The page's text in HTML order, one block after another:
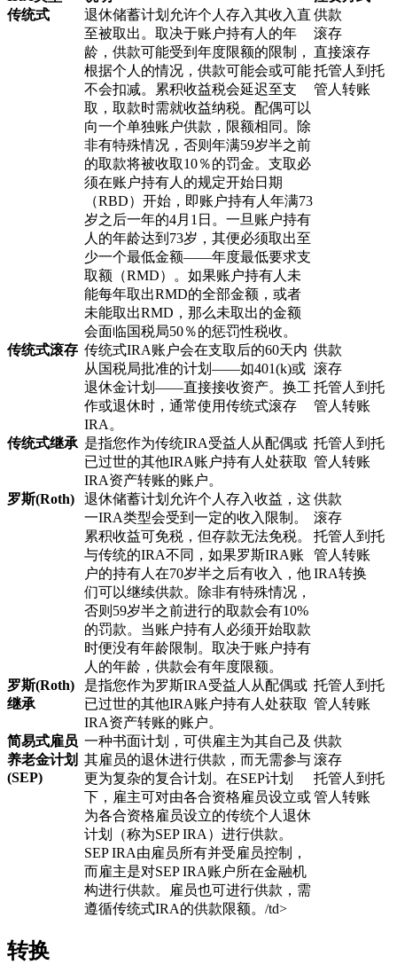
传统式
退休储蓄计划允许个人存入其收入直
至被取出。取决于账户持有人的年
龄，供款可能受到年度限额的限制，
根据个人的情况，供款可能会或可能
不会扣减。累积收益税会延迟至支
取，取款时需就收益纳税。配偶可以
向一个单独账户供款，限额相同。除
非有特殊情况，否则年满59岁半之前
的取款将被收取10％的罚金。支取必
须在账户持有人的规定开始日期
（RBD）开始，即账户持有人年满73
岁之后一年的4月1日。一旦账户持有
人的年龄达到73岁，其便必须取出至
少一个最低金额——年度最低要求支
取额（RMD）。如果账户持有人未
能每年取出RMD的全部金额，或者
未能取出RMD，那么未取出的金额
会面临国税局50％的惩罚性税收。
供款
滚存
直接滚存
托管人到托
管人转账
传统式滚存 传统式IRA账户会在支取后的60天内
从国税局批准的计划——如401(k)或
退休金计划——直接接收资产。换工
作或退休时，通常使用传统式滚存
IRA。
供款
滚存
托管人到托
管人转账
传统式继承 是指您作为传统IRA受益人从配偶或
已过世的其他IRA账户持有人处获取
IRA资产转账的账户。
托管人到托
管人转账
罗斯(Roth)
退休储蓄计划允许个人存入收益，这
一IRA类型会受到一定的收入限制。
累积收益可免税，但存款无法免税。
与传统的IRA不同，如果罗斯IRA账
户的持有人在70岁半之后有收入，他
们可以继续供款。除非有特殊情况，
否则59岁半之前进行的取款会有10%
的罚款。当账户持有人必须开始取款
时便没有年龄限制。取决于账户持有
人的年龄，供款会有年度限额。
供款
滚存
托管人到托
管人转账
IRA转换
罗斯(Roth)
继承
是指您作为罗斯IRA受益人从配偶或
已过世的其他IRA账户持有人处获取
IRA资产转账的账户。
托管人到托
管人转账
简易式雇员
养老金计划
(SEP)
一种书面计划，可供雇主为其自己及
其雇员的退休进行供款，而无需参与
更为复杂的复合计划。在SEP计划
下，雇主可对由各合资格雇员设立或
为各合资格雇员设立的传统个人退休
计划（称为SEP IRA）进行供款。
SEP IRA由雇员所有并受雇员控制，
而雇主是对SEP IRA账户所在金融机
构进行供款。雇员也可进行供款，需
遵循传统式IRA的供款限额。/td>
供款
滚存
托管人到托
管人转账
转换